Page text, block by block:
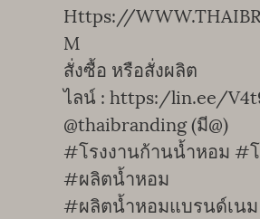
Https://
M
สั่งซื้อ หรือสั่งผลิต
ไลน์ : https:/lin.ee/
@thaibranding (มี@)
#โรงงานก้านน้ำหอม #
#ผลิตน้ำหอม
#ผลิตน้ำหอมแบรนด์เนม